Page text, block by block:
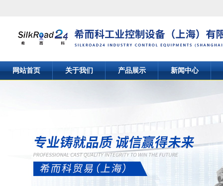
网站首页 关于我们 产品展示 新闻中心